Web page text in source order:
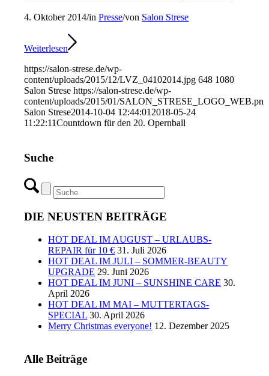
4. Oktober 2014/inPresse/von Salon Strese
Weiterlesen
https://salon-strese.de/wp-
content/uploads/2015/12/LVZ_04102014.jpg 648 1080
Salon Strese https://salon-strese.de/wp-
content/uploads/2015/01/SALON_STRESE_LOGO_WEB.png
Salon Strese2014-10-04 12:44:01 2018-05-24
11:22:11Countdown für den 20. Opernball
Suche
DIE NEUSTEN BEITRÄGE
HOT DEAL IM AUGUST – URLAUBS-
REPAIR für 10 € 31. Juli 2026
HOT DEAL IM JULI – SOMMER-BEAUTY
UPGRADE 29. Juni 2026
HOT DEAL IM JUNI – SUNSHINE CARE 30.
April 2026
HOT DEAL IM MAI – MUTTERTAGS-
SPECIAL 30. April 2026
Merry Christmas everyone! 12. Dezember 2025
Alle Beiträge